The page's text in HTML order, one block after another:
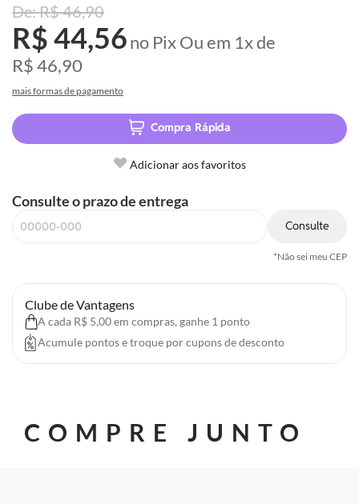
R$ 46,90
R$ 44,56no PixOu em 1xde
R$ 46,90
mais formas de pagamento
Compra Rápida
Adicionar aos favoritos
Consulte o prazo de entrega
Consulte
*Não sei meu CEP
Clube de Vantagens
A cada R$ 5,00 em compras, ganhe 1 ponto
Acumule pontos e troque por cupons de desconto
COMPRE JUNTO